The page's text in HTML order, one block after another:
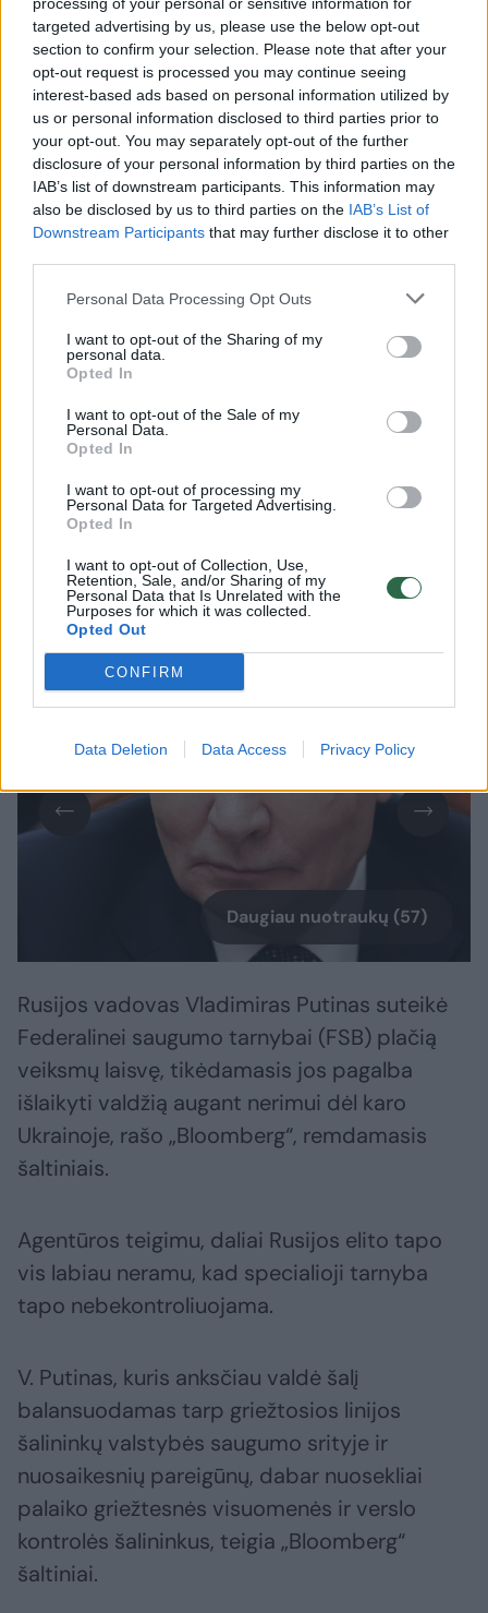
targeted advertising by us, please use the below opt-out
section to confirm your selection. Please note that after your
opt-out request is processed you may continue seeing
interest-based ads based on personal information utilized by
us or personal information disclosed to third parties prior to
your opt-out. You may separately opt-out of the further
disclosure of your personal information by third parties on the
IAB’s list of downstream participants. This information may
also be disclosed by us to third parties on the IAB’s List of
Downstream Participants that may further disclose it to other
Personal Data Processing Opt Outs
I want to opt-out of the Sharing of my
personal data.
Opted In
I want to opt-out of the Sale of my
Personal Data.
Opted In
I want to opt-out of processing my
Personal Data for Targeted Advertising.
Opted In
I want to opt-out of Collection, Use,
Retention, Sale, and/or Sharing of my
Personal Data that Is Unrelated with the
Purposes for which it was collected.
Opted Out
CONFIRM
Data Deletion Data Access Privacy Policy
Pasaulis Konfliktai ir saugumas
Įvyko esminis lūžis, kuris V. Putinui
labai nepatinka: atskleidė, kas
pasikeitėRugpjūčio 9-osios įvykiai (10)
2026 m. rugpjūčio 9 d. 03:51
Lrytas.lt
Rusijos invazijai į Ukrainą įžengus jau į
tvirtai ginasi nuo okupantų. Tuo tarpu
Maskva siekia užimti kuo daugiau
Ukrainos teritorijų ir užsitikrinti sau
palankias taikos sąlygas, sąjungininkams
siekiant skubiai užbaigti karą.​​​​​​​​​​​​​​​​​​​​​​​​​​​
Daugiau nuotraukų (57)
Rusijos vadovas Vladimiras Putinas suteikė
Federalinei saugumo tarnybai (FSB) plačią
veiksmų laisvę, tikėdamasis jos pagalba
išlaikyti valdžią augant nerimui dėl karo
Ukrainoje, rašo „Bloomberg“, remdamasis
šaltiniais.
Agentūros teigimu, daliai Rusijos elito tapo
vis labiau neramu, kad specialioji tarnyba
tapo nebekontroliuojama.
V. Putinas, kuris anksčiau valdė šalį
balansuodamas tarp griežtosios linijos
šalininkų valstybės saugumo srityje ir
nuosaikesnių pareigūnų, dabar nuosekliai
palaiko griežtesnės visuomenės ir verslo
kontrolės šalininkus, teigia „Bloomberg“
šaltiniai.